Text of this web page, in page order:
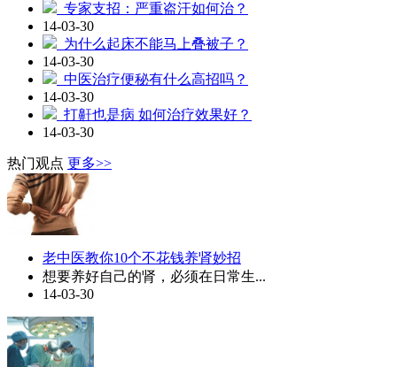
专家支招：严重盗汗如何治？
14-03-30
为什么起床不能马上叠被子？
14-03-30
中医治疗便秘有什么高招吗？
14-03-30
打鼾也是病 如何治疗效果好？
14-03-30
热门观点 更多>>
老中医教你10个不花钱养肾妙招
想要养好自己的肾，必须在日常生...
14-03-30